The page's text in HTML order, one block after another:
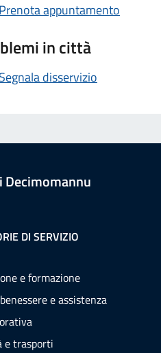
Prenota appuntamento
in città
Segnala disservizio
Decimomannu
DI SERVIZIO
e formazione
e assistenza
e trasporti